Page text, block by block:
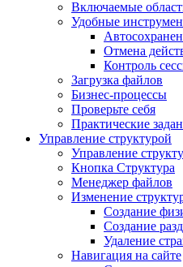
Включаемые
Удобные
Отмена
Контроль
Загрузка файлов
Бизнес-процессы
Проверьте себя
Практические
Управление структурой
Управление
Кнопка Структура
Менеджер файлов
Изменение
Создание
Создание
Удаление
Навигация на сайте